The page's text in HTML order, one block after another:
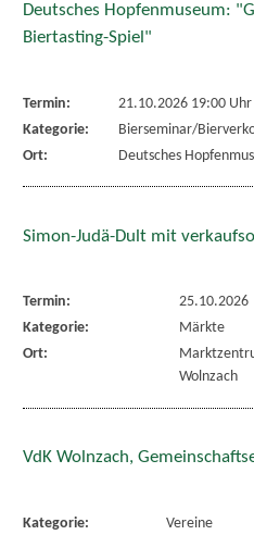
Deutsches Hopfenmuseum:
Biertasting-Spiel"
Termin:
21.10.2026 19:00 Uhr
Kategorie:
Bierseminar/
Ort:
Deutsches
Simon-Judä-Dult mit
Termin:
25.10.2026
Kategorie:
Märkte
Ort:
Wolnzach
VdK Wolnzach,
Kategorie:
Vereine